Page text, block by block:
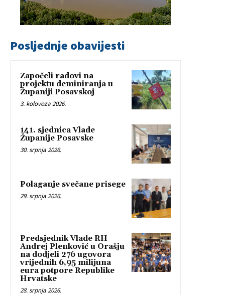
Posljednje obavijesti
Započeli radovi na
projektu deminiranja u
Županiji Posavskoj
3. kolovoza 2026.
141. sjednica Vlade
Županije Posavske
30. srpnja 2026.
Polaganje svečane prisege
29. srpnja 2026.
Predsjednik Vlade RH
Andrej Plenković u Orašju
na dodjeli 276 ugovora
vrijednih 6,95 milijuna
eura potpore Republike
Hrvatske
28. srpnja 2026.